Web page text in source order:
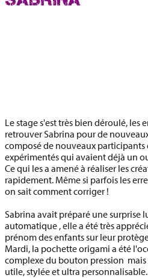
Le stage s'est très bien déroulé, les
retrouver Sabrina pour de
composé de nouveaux
expérimentés qui avaient déjà un
Ce qui les a amené à réaliser les
rapidement. Même si parfois les
on sait comment corriger !
Sabrina avait préparé une surprise
automatique , elle a été très
prénom des enfants sur leur
Mardi, la pochette origami a été
complexe du bouton pression
utile, stylée et ultra personnalisable.